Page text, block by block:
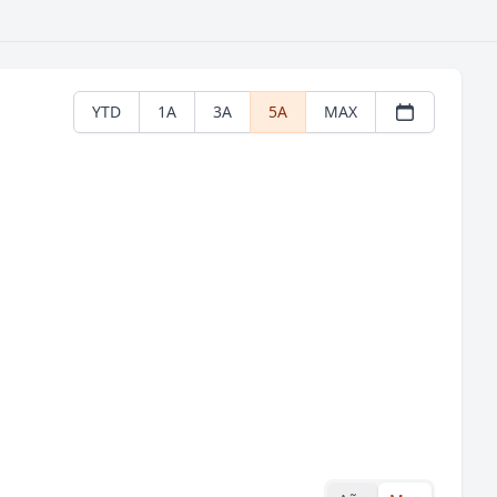
YTD 1A 3A 5A MAX